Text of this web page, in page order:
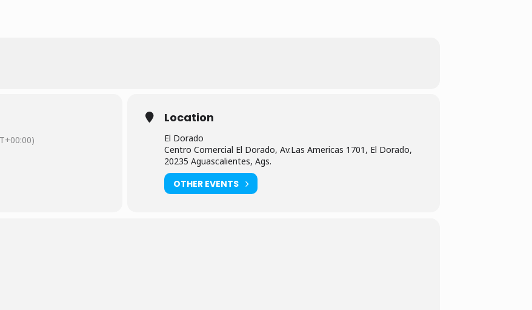
Location
El Dorado
Centro Comercial El Dorado, Av.Las Americas 1701, El Dorado,
20235 Aguascalientes, Ags.
OTHER EVENTS